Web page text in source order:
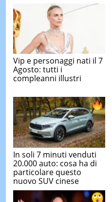
Vip e personaggi nati il 7
Agosto: tutti i
compleanni illustri
In soli 7 minuti venduti
20.000 auto: cosa ha di
particolare questo
nuovo SUV cinese